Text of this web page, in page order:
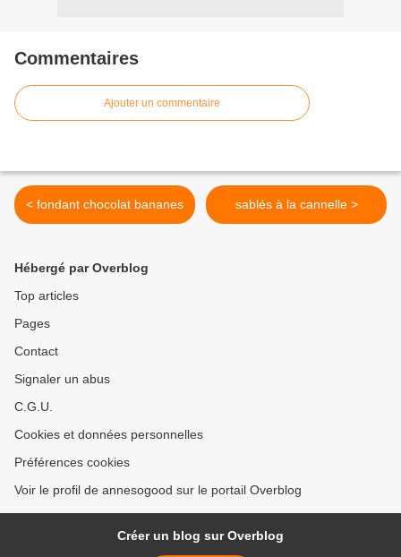
Commentaires
Ajouter un commentaire
< fondant chocolat bananes sablés à la cannelle >
Hébergé par Overblog
Top articles
Pages
Contact
Signaler un abus
C.G.U.
Cookies et données personnelles
Préférences cookies
Voir le profil de annesogood sur le portail Overblog
Créer un blog sur Overblog